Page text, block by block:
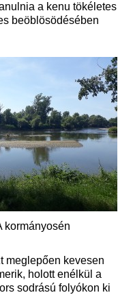
a kenu tökéletes
beöblösödésében
kormányosén
meglepően kevesen
holott enélkül a
sodrású folyókon ki